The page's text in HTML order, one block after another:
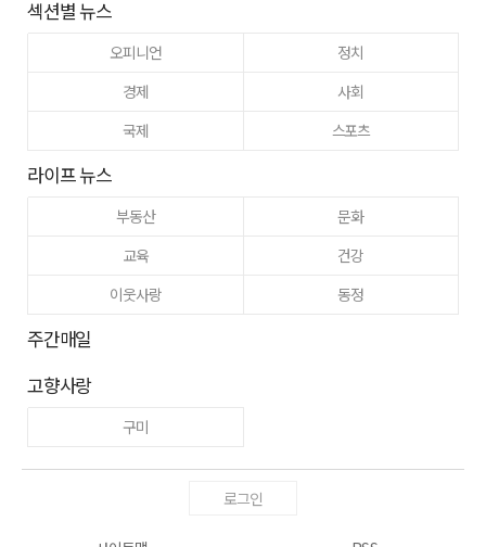
섹션별 뉴스
오피니언
정치
경제
사회
국제
스포츠
라이프 뉴스
부동산
문화
교육
건강
이웃사랑
동정
주간매일
고향사랑
구미
로그인